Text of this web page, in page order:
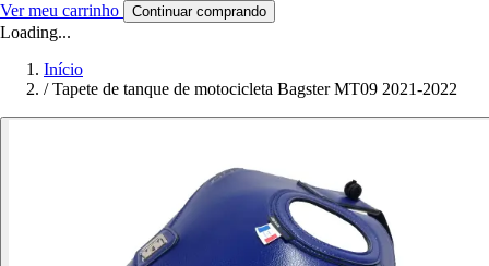
Ver meu carrinho Continuar comprando
Loading...
Início
/ Tapete de tanque de motocicleta Bagster MT09 2021-2022